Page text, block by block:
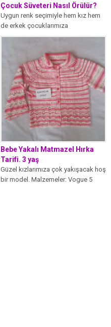
Çocuk Süveteri Nasıl Örülür?
Uygun renk seçimiyle hem kız hem
de erkek çocuklarımıza
yapabileceğimiz güzel bir model.
Bebe Yakalı Matmazel Hırka
Tarifi. 3 yaş
Güzel kızlarımıza çok yakışacak hoş
bir model. Malzemeler: Vogue 5